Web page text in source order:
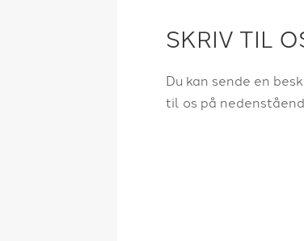
SKRIV TIL
Du kan sende en
til os på